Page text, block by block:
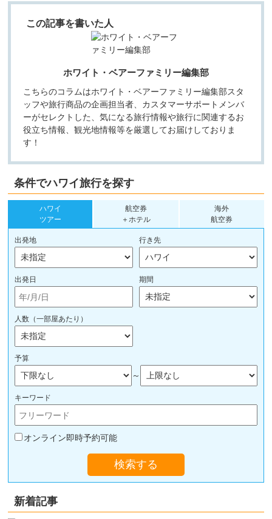
この記事を書いた人
ホワイト・ベアーファミリー編集部
こちらのコラムはホワイト・ベアーファミリー編集部スタ
ッフや旅行商品の企画担当者、カスタマーサポートメンバ
ーがセレクトした、気になる旅行情報や旅行に関連するお
役立ち情報、観光地情報等を厳選してお届けしておりま
す！
条件でハワイ旅行を探す
ハワイ
ツアー
航空券
＋ホテル
海外
航空券
出発地 行き先
出発日 期間
人数（一部屋あたり）
予算
～
キーワード
オンライン即時予約可能
検索する
新着記事